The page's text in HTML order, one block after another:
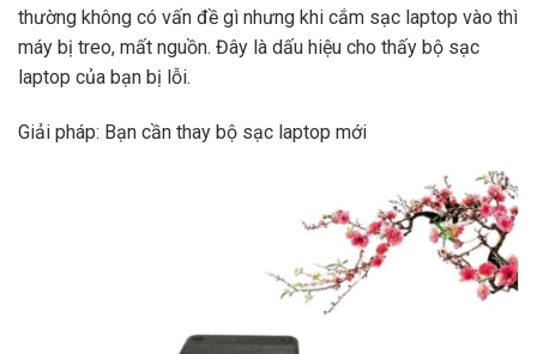
thường không có vấn đề gì nhưng khi cắm sạc laptop vào thì
máy bị treo, mất nguồn. Đây là dấu hiệu cho thấy bộ sạc
laptop của bạn bị lỗi.
Giải pháp: Bạn cần thay bộ sạc laptop mới